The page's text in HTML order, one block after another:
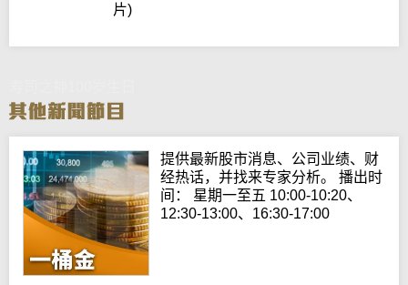
片)
提供最新股市消息、公司业绩、财
经热话，并找来专家分析。 播出时
间： 星期一至五 10:00-10:20、
12:30-13:00、16:30-17:00